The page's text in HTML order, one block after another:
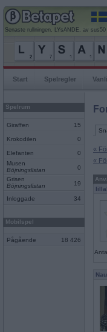
Senaste rullningen, LYsANDE, av
Start Spelregler
Spelrum
Giraffen 15
Krokodilen 0
Elefanten
0
Musen
Böjningslistan
0
Grisen
Böjningslistan
19
Inloggade 34
Mobilspel
Pågående 18 426
«
«